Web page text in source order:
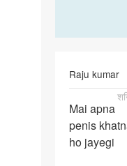
Raju kumar
Mai
apna
penis
Mai apna
penis
ho jayegi